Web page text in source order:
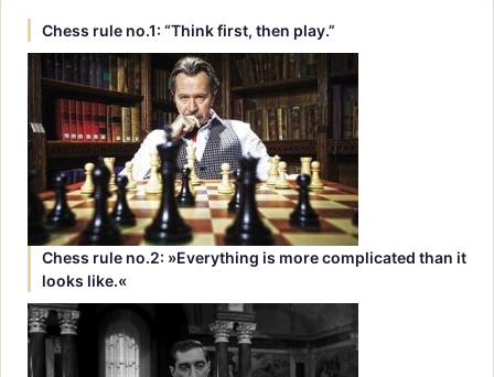
Chess rule no.1: “Think first, then play.”
Chess rule no.2: »Everything is more complicated than it
looks like.«